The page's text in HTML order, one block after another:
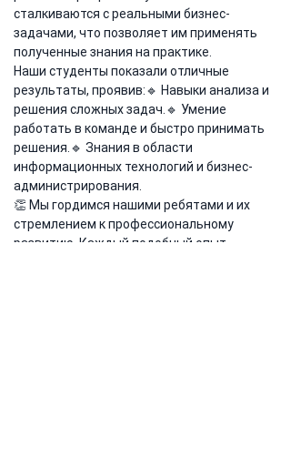
сталкиваются с реальными бизнес-
задачами, что позволяет им применять
полученные знания на практике.
Наши студенты показали отличные
результаты, проявив:🔹 Навыки анализа и
решения сложных задач.🔹 Умение
работать в команде и быстро принимать
решения.🔹 Знания в области
информационных технологий и бизнес-
администрирования.
👏 Мы гордимся нашими ребятами и их
стремлением к профессиональному
развитию. Каждый подобный опыт